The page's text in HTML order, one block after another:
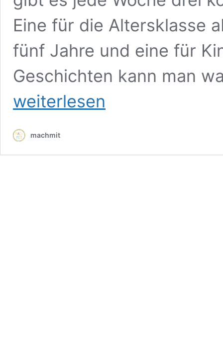
Eine für die Altersklasse
fünf Jahre und eine für
Geschichten kann man
weiterlesen
machmit